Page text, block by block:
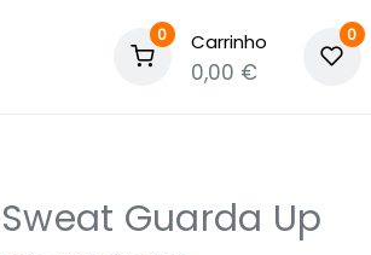
0 Carrinho
0,00 €
0
Sweat Guarda Up